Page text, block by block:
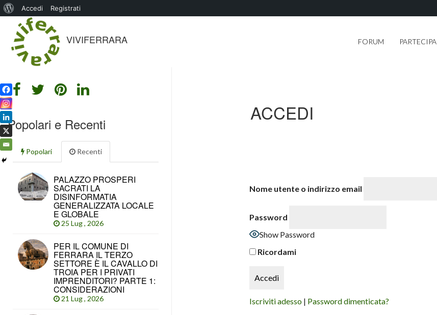
VIVIFERRARA FORUM PARTECIPA
ACCEDI
Nome utente o indirizzo email
Password
Show Password
Ricordami
Iscriviti adesso| Password dimenticata?
Popolari e Recenti
Popolari Recenti
PALAZZO PROSPERI
SACRATI LA
DISINFORMATIA
GENERALIZZATA LOCALE
E GLOBALE
25 Lug , 2026
PER IL COMUNE DI
FERRARA IL TERZO
SETTORE È IL CAVALLO DI
TROIA PER I PRIVATI
IMPRENDITORI? PARTE 1:
CONSIDERAZIONI
21 Lug , 2026
Informazioni
su
WordPress
Accedi Registrati